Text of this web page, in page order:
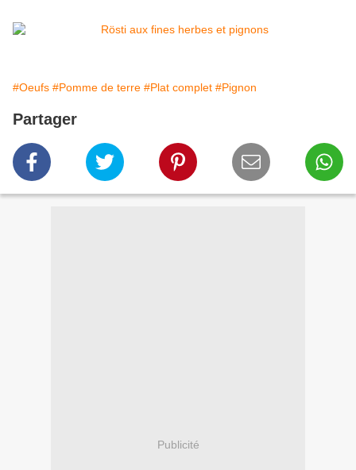
#Oeufs #Pomme de terre #Plat complet #Pignon
Partager
Publicité